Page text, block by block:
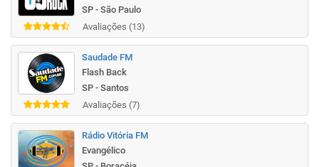
SP - São Paulo
Avaliações (13)
Saudade FM
Flash Back
SP - Santos
Avaliações (7)
Rádio Vitória FM
Evangélico